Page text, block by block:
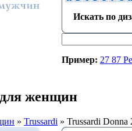
Искать по
Пример: 27 87
женщин
» Trussardi » Trussardi Donna